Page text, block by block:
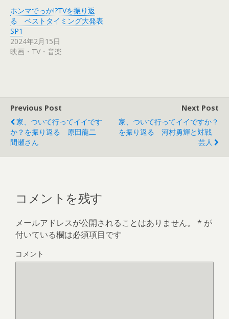
し
い
ウ
ィ
ド
ウ
で
開
ク
し
て
く
さ
い
(
新
で
開
き
ま
す
)
ホンマでっか!?TVを振り返
る ベストタイミング大発表
SP1
2024年2月15日
映画・TV・音楽
Previous Post
家、ついて行ってイイです
か？を振り返る 原田龍二
間瀬さん
Next Post
家、ついて行ってイイですか？
を振り返る 河村勇輝と対戦
芸人
コメントを残す
メールアドレスが公開されることはありません。 * が
付いている欄は必須項目です
コメント